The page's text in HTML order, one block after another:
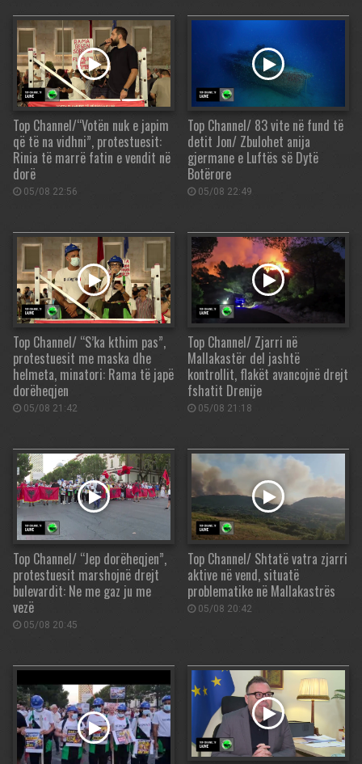
Top Channel/“Votën nuk e japim
që të na vidhni”, protestuesit:
Rinia të marrë fatin e vendit në
dorë
05/08 22:56
Top Channel/ 83 vite në fund të
detit Jon/ Zbulohet anija
gjermane e Luftës së Dytë
Botërore
05/08 22:49
Top Channel/ “S’ka kthim pas”,
protestuesit me maska dhe
helmeta, minatori: Rama të japë
dorëheqjen
05/08 21:42
Top Channel/ Zjarri në
Mallakastër del jashtë
kontrollit, flakët avancojnë drejt
fshatit Drenije
05/08 21:18
Top Channel/ “Jep dorëheqjen”,
protestuesit marshojnë drejt
bulevardit: Ne me gaz ju me
vezë
05/08 20:45
Top Channel/ Shtatë vatra zjarri
aktive në vend, situatë
problematike në Mallakastrës
05/08 20:42